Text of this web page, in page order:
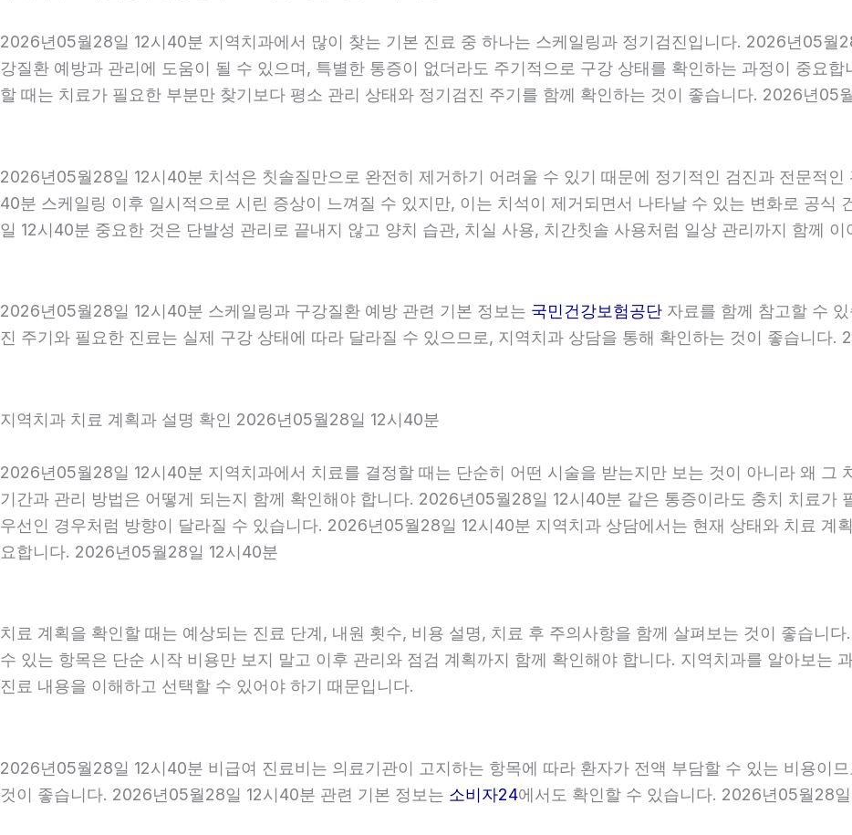
2026년05월28일 12시40분 지역치과에서 많이 찾는 기본 진료 중 하나는 스케일링과 정기검진입니다. 2026년05월
강질환 예방과 관리에 도움이 될 수 있으며, 특별한 통증이 없더라도 주기적으로 구강 상태를 확인하는 과정이 중요
할 때는 치료가 필요한 부분만 찾기보다 평소 관리 상태와 정기검진 주기를 함께 확인하는 것이 좋습니다. 2026년05
2026년05월28일 12시40분 치석은 칫솔질만으로 완전히 제거하기 어려울 수 있기 때문에 정기적인 검진과 전문적
40분 스케일링 이후 일시적으로 시린 증상이 느껴질 수 있지만, 이는 치석이 제거되면서 나타날 수 있는 변화로 공
일 12시40분 중요한 것은 단발성 관리로 끝내지 않고 양치 습관, 치실 사용, 치간칫솔 사용처럼 일상 관리까지 함께
2026년05월28일 12시40분 스케일링과 구강질환 예방 관련 기본 정보는 국민건강보험공단 자료를 함께 참고할 수
진 주기와 필요한 진료는 실제 구강 상태에 따라 달라질 수 있으므로, 지역치과 상담을 통해 확인하는 것이 좋습니다.
지역치과 치료 계획과 설명 확인 2026년05월28일 12시40분
2026년05월28일 12시40분 지역치과에서 치료를 결정할 때는 단순히 어떤 시술을 받는지만 보는 것이 아니라 왜 그
기간과 관리 방법은 어떻게 되는지 함께 확인해야 합니다. 2026년05월28일 12시40분 같은 통증이라도 충치 치료가
우선인 경우처럼 방향이 달라질 수 있습니다. 2026년05월28일 12시40분 지역치과 상담에서는 현재 상태와 치료 계
요합니다. 2026년05월28일 12시40분
치료 계획을 확인할 때는 예상되는 진료 단계, 내원 횟수, 비용 설명, 치료 후 주의사항을 함께 살펴보는 것이 좋습니
수 있는 항목은 단순 시작 비용만 보지 말고 이후 관리와 점검 계획까지 함께 확인해야 합니다. 지역치과를 알아보는
진료 내용을 이해하고 선택할 수 있어야 하기 때문입니다.
2026년05월28일 12시40분 비급여 진료비는 의료기관이 고지하는 항목에 따라 환자가 전액 부담할 수 있는 비용이
것이 좋습니다. 2026년05월28일 12시40분 관련 기본 정보는 소비자24에서도 확인할 수 있습니다. 2026년05월28